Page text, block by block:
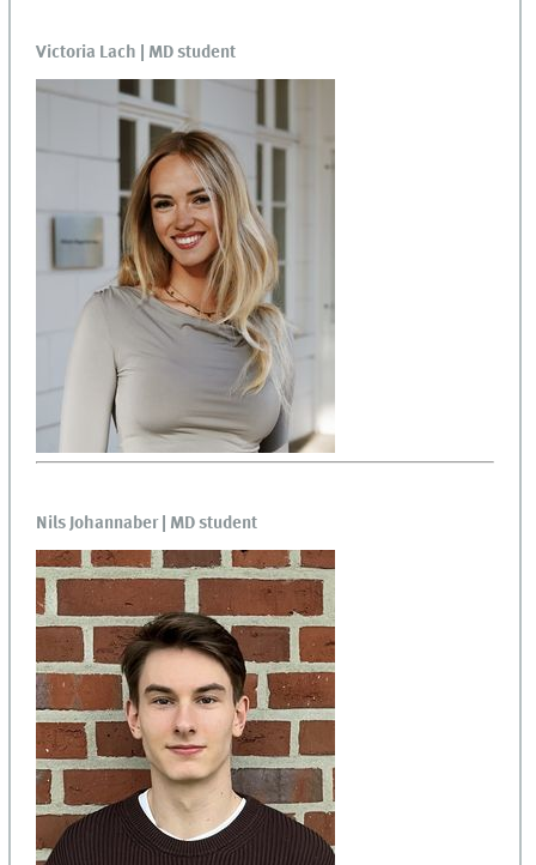
Victoria Lach | MD student
Nils Johannaber | MD student